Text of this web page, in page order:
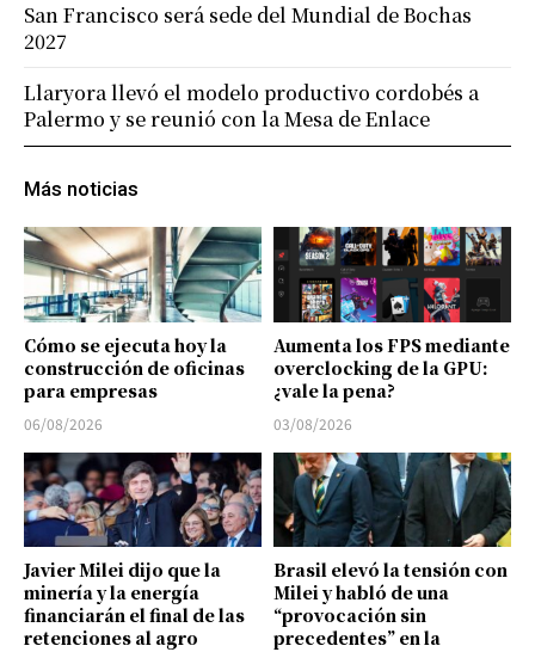
Más noticias
Cómo se ejecuta hoy la
construcción de oficinas
para empresas
06/08/2026
Aumenta los FPS mediante
overclocking de la GPU:
¿vale la pena?
03/08/2026
Javier Milei dijo que la
minería y la energía
financiarán el final de las
retenciones al agro
Brasil elevó la tensión con
Milei y habló de una
“provocación sin
precedentes” en la
San Francisco será sede del Mundial de Bochas
2027
Llaryora llevó el modelo productivo cordobés a
Palermo y se reunió con la Mesa de Enlace